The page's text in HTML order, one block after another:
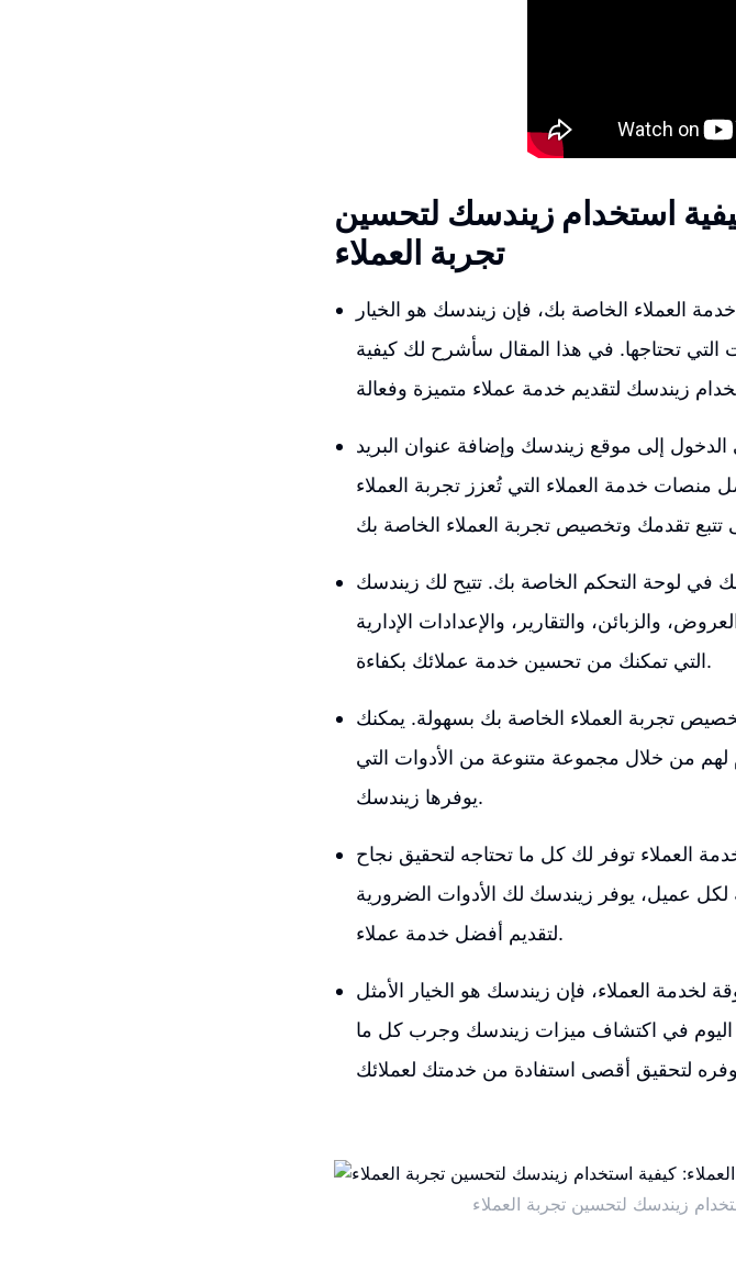
استخدام زيندسك لتحسين
تجربة العملاء
العملاء الخاصة بك، فإن زيندسك هو الخيار
التي تحتاجها. في هذا المقال سأشرح لك كيفية
إلى موقع زيندسك وإضافة عنوان البريد
خدمة العملاء التي تُعزز تجربة العملاء
لوحة التحكم الخاصة بك. تتيح لك زيندسك
والزبائن، والتقارير، والإعدادات الإدارية
التي تمكنك من تحسين خدمة عملائك بكفاءة.
تجربة العملاء الخاصة بك بسهولة. يمكنك
لهم من خلال مجموعة متنوعة من الأدوات التي
يوفرها زيندسك.
العملاء توفر لك كل ما تحتاجه لتحقيق نجاح
عميل، يوفر زيندسك لك الأدوات الضرورية
لتقديم أفضل خدمة عملاء.
العملاء، فإن زيندسك هو الخيار الأمثل
اليوم في اكتشاف ميزات زيندسك وجرب كل ما
زيندسك لتحسين تجربة العملاء